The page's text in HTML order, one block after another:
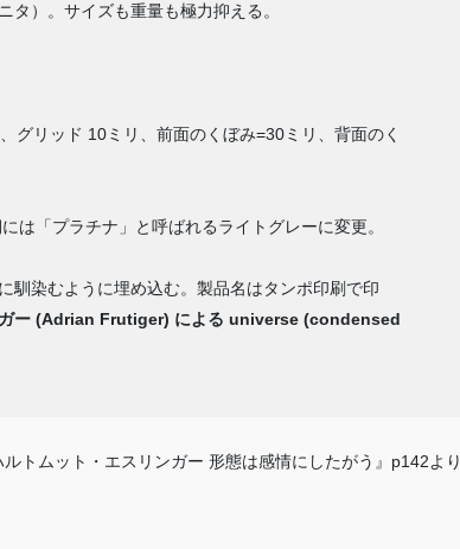
）。サイズも重量も極力抑える。
グリッド 10ミリ、前面のくぼみ=30ミリ、背面のく
は「プラチナ」と呼ばれるライトグレーに変更。
馴染むように埋め込む。製品名はタンポ印刷で印
ガー (Adrian Frutiger) による universe (condensed
ルトムット・エスリンガー 形態は感情にしたがう』p142より